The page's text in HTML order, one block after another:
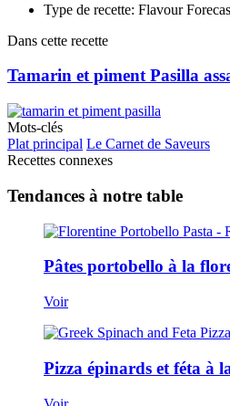
Type de recette: Flavour
Dans cette recette
Tamarin et piment Pasilla
Mots-clés
Plat principal Le Carnet de Saveurs
Recettes connexes
Tendances à notre table
Pâtes portobello à la
Voir
Pizza épinards et féta à